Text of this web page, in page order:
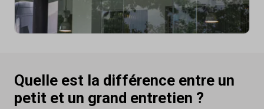
Quelle est la différence entre un
petit et un grand entretien ?